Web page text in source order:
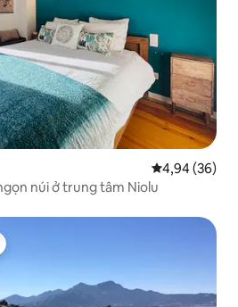
Xếp hạng
4,94 (36)
núi ở trung tâm Niolu